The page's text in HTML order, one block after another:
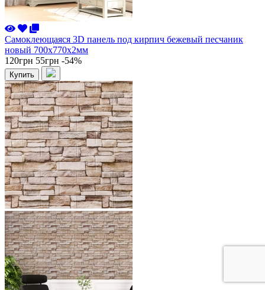
Самоклеющаяся 3D панель под кирпич бежевый песчаник
новый 700x770x2мм
120грн 55грн -54%
Купить